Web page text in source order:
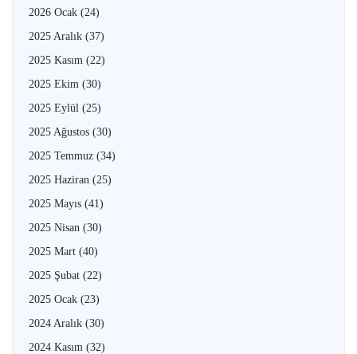
2026 Ocak (24)
2025 Aralık (37)
2025 Kasım (22)
2025 Ekim (30)
2025 Eylül (25)
2025 Ağustos (30)
2025 Temmuz (34)
2025 Haziran (25)
2025 Mayıs (41)
2025 Nisan (30)
2025 Mart (40)
2025 Şubat (22)
2025 Ocak (23)
2024 Aralık (30)
2024 Kasım (32)